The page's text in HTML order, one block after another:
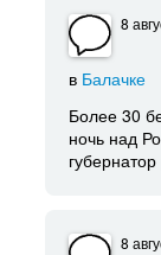
8
в Балачке
Более 30
ночь над
8